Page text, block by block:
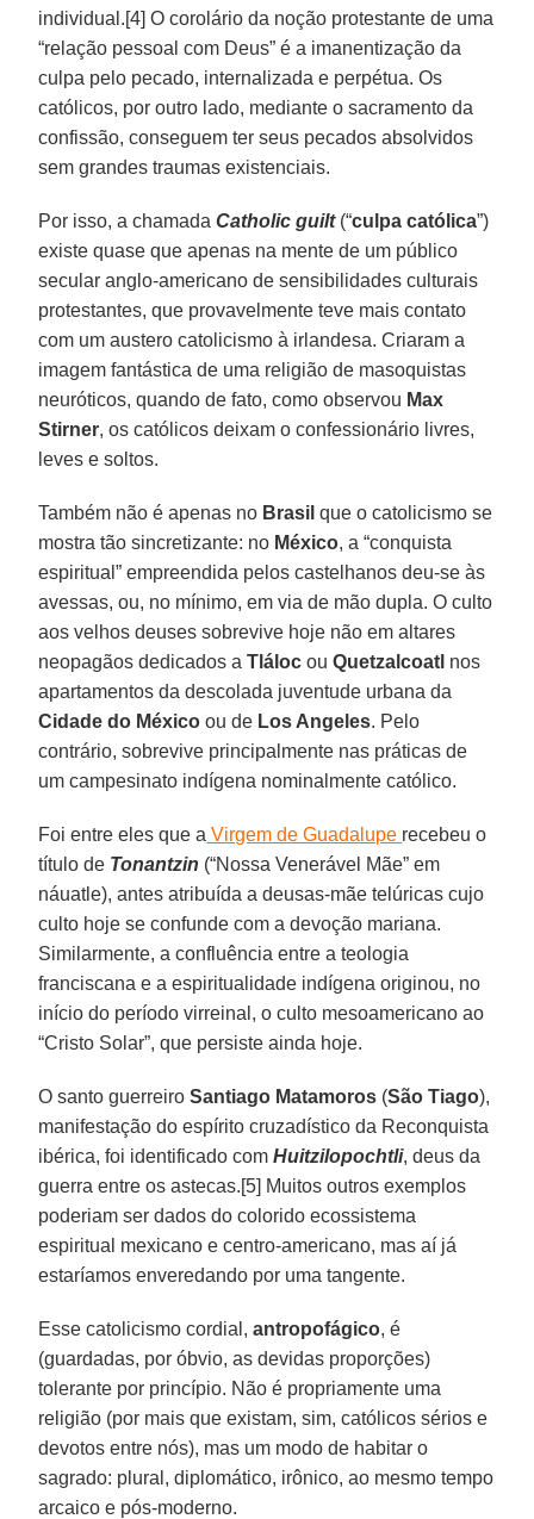
individual.[4] O corolário da noção protestante de uma
“relação pessoal com Deus” é a imanentização da
culpa pelo pecado, internalizada e perpétua. Os
católicos, por outro lado, mediante o sacramento da
confissão, conseguem ter seus pecados absolvidos
sem grandes traumas existenciais.
Por isso, a chamada Catholic guilt (“culpa católica”)
existe quase que apenas na mente de um público
secular anglo-americano de sensibilidades culturais
protestantes, que provavelmente teve mais contato
com um austero catolicismo à irlandesa. Criaram a
imagem fantástica de uma religião de masoquistas
neuróticos, quando de fato, como observou Max
Stirner, os católicos deixam o confessionário livres,
leves e soltos.
Também não é apenas no Brasil que o catolicismo se
mostra tão sincretizante: no México, a “conquista
espiritual” empreendida pelos castelhanos deu-se às
avessas, ou, no mínimo, em via de mão dupla. O culto
aos velhos deuses sobrevive hoje não em altares
neopagãos dedicados aTláloc ouQuetzalcoatl nos
apartamentos da descolada juventude urbana da
Cidade do México ou de Los Angeles. Pelo
contrário, sobrevive principalmente nas práticas de
um campesinato indígena nominalmente católico.
Foi entre eles que a Virgem de Guadalupe recebeu o
título de Tonantzin (“Nossa Venerável Mãe” em
náuatle), antes atribuída a deusas-mãe telúricas cujo
culto hoje se confunde com a devoção mariana.
Similarmente, a confluência entre a teologia
franciscana e a espiritualidade indígena originou, no
início do período virreinal, o culto mesoamericano ao
“Cristo Solar”, que persiste ainda hoje.
O santo guerreiroSantiago Matamoros (São Tiago),
manifestação do espírito cruzadístico da Reconquista
ibérica, foi identificado comHuitzilopochtli, deus da
guerra entre os astecas.[5] Muitos outros exemplos
poderiam ser dados do colorido ecossistema
espiritual mexicano e centro-americano, mas aí já
estaríamos enveredando por uma tangente.
Esse catolicismo cordial,antropofágico, é
(guardadas, por óbvio, as devidas proporções)
tolerante por princípio. Não é propriamente uma
religião (por mais que existam, sim, católicos sérios e
devotos entre nós), mas um modo de habitar o
sagrado: plural, diplomático, irônico, ao mesmo tempo
arcaico e pós-moderno.